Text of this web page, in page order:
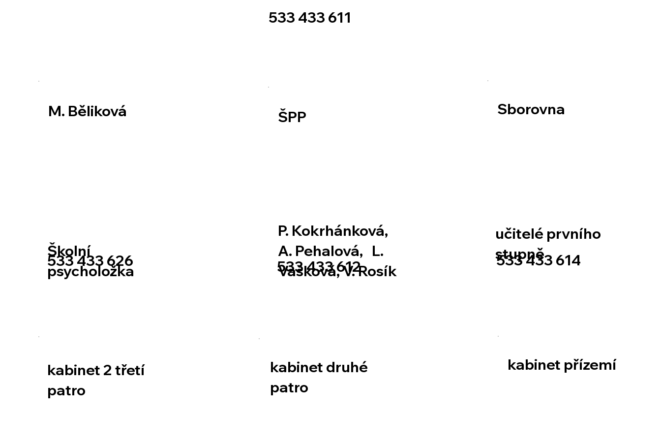
533 433 611
M. Běliková
Školní
psycholožka
533 433 626
Sborovna
učitelé prvního
stupně
533 433 614
ŠPP
P. Kokrhánková,
A. Pehalová, L.
Vašková, V. Rosík
533 433 612
kabinet 2 třetí
patro
kabinet přízemí
kabinet druhé
patro